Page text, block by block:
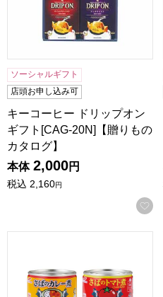
ソーシャルギフト
店頭お申し込み可
キーコーヒー ドリップオン
ギフト[CAG-20N]【贈りもの
カタログ】
本体 2,000円
税込 2,160円
マルハニチロ さば缶詰2種4